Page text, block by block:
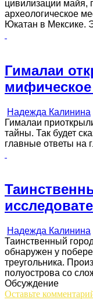
цивилизации майя,
археологическое
Юкатан в Мексике.
Гималаи
Надежда Калинина
Гималаи
тайны. Так будет
главные ответы на
Надежда Калинина
Таинственный
обнаружен у
треугольника.
полуострова со
Обсуждение
Оставьте